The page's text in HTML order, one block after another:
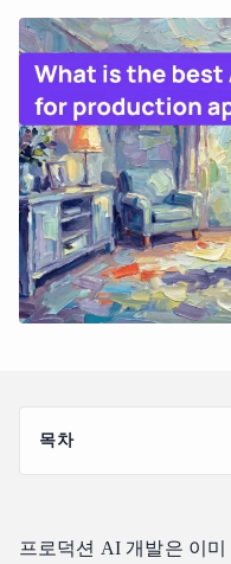
목차
프로덕션 환경에서 다
Atlas Cloud가 프로덕
프로덕션 AI 개발은 이